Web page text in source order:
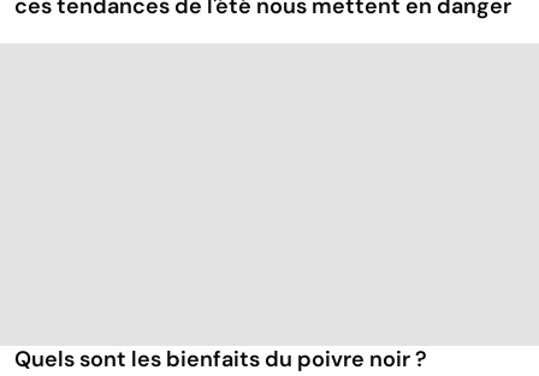
ces tendances de l'été nous mettent en danger
Quels sont les bienfaits du poivre noir ?